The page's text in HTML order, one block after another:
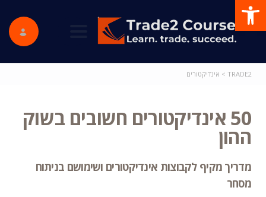
navigation
TRADE2
> אינדיקטורים
50 אינדיקטורים חשובים בשוק
ההון
מדריך מקיף לקבוצות אינדיקטורים ושימושם בניתוח
מסחר